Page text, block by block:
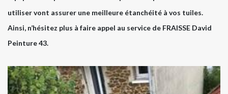
utiliser vont assurer une meilleure étanchéité à vos tuiles.
Ainsi, n’hésitez plus à faire appel au service de FRAISSE David
Peinture 43.